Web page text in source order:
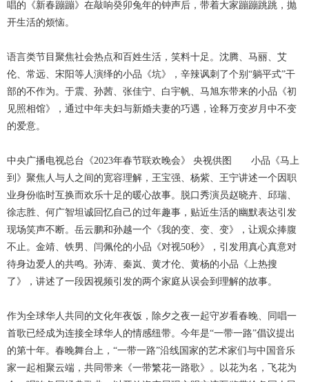
唱的《新春蹦蹦》在敲响癸卯兔年的钟声后，带着大家蹦蹦跳跳，抛
开生活的烦恼。
语言类节目聚焦社会热点和百姓生活，笑料十足。沈腾、马丽、艾
伦、常远、宋阳等人演绎的小品《坑》，辛辣讽刺了个别“躺平式”干
部的不作为。于震、孙茜、张佳宁、白宇帆、马旭东带来的小品《初
见照相馆》，通过中年夫妇与新婚夫妻的巧遇，诠释万变岁月中不变
的爱意。
中央广播电视总台《2023年春节联欢晚会》 央视供图 小品《马上
到》聚焦人与人之间的宽容理解，王宝强、杨紫、王宁讲述一个因职
业身份临时互换而欢乐十足的暖心故事。脱口秀演员赵晓卉、邱瑞、
徐志胜、何广智坦诚回忆自己的过年趣事，贴近生活的幽默表达引发
现场笑声不断。岳云鹏和孙越一个《我的变、变、变》，让观众捧腹
不止。金靖、铁男、闫佩伦的小品《对视50秒》，引发用真心真意对
待身边爱人的共鸣。孙涛、秦岚、黄才伦、黄杨的小品《上热搜
了》，讲述了一段因视频引发的两个家庭从误会到理解的故事。
作为全球华人共同的文化年夜饭，除夕之夜一起守岁看春晚、同唱一
首歌已经成为连接全球华人的情感纽带。今年是“一带一路”倡议提出
的第十年。春晚舞台上，“一带一路”沿线国家的艺术家们与中国音乐
家一起相聚云端，共同带来《一带繁花一路歌》。以花为名，飞花为